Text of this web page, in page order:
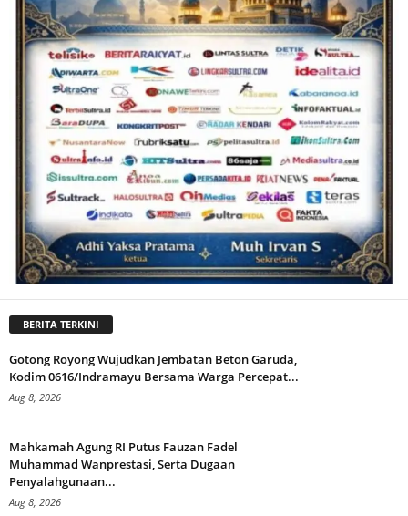
BERITA TERKINI
Gotong Royong Wujudkan Jembatan Beton Garuda,
Kodim 0616/Indramayu Bersama Warga Percepat...
Aug 8, 2026
Mahkamah Agung RI Putus Fauzan Fadel
Muhammad Wanprestasi, Serta Dugaan
Penyalahgunaan...
Aug 8, 2026